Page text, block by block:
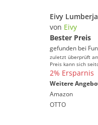
von Eivy
Bester Preis
gefunden bei
zuletzt überprüft
Preis kann sich
2% Ersparnis
Weitere
Amazon
OTTO